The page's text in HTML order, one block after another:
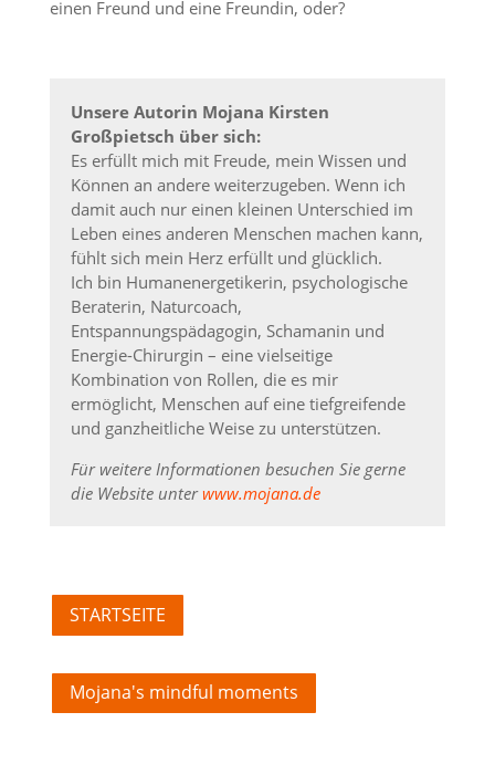
einen Freund und eine Freundin, oder?
Unsere Autorin Mojana Kirsten
Großpietsch über sich:
Es erfüllt mich mit Freude, mein Wissen und
Können an andere weiterzugeben. Wenn ich
damit auch nur einen kleinen Unterschied im
Leben eines anderen Menschen machen kann,
fühlt sich mein Herz erfüllt und glücklich.
Ich bin Humanenergetikerin, psychologische
Beraterin, Naturcoach,
Entspannungspädagogin, Schamanin und
Energie-Chirurgin – eine vielseitige
Kombination von Rollen, die es mir
ermöglicht, Menschen auf eine tiefgreifende
und ganzheitliche Weise zu unterstützen.
Für weitere Informationen besuchen Sie gerne
die Website unterwww.mojana.de
STARTSEITE
Mojana's mindful moments